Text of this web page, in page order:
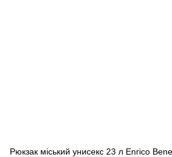
Рюкзак міський унисекс 23 л Enrico